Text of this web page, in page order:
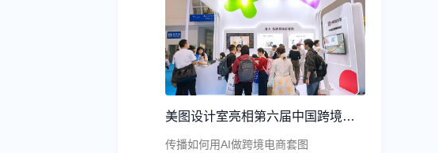
美图设计室亮相第六届中国跨境电商交易会
传播如何用AI做跨境电商套图